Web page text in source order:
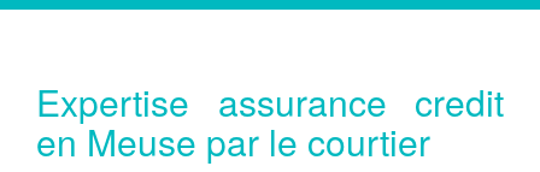
Expertise assurance credit
en Meuse par le courtier